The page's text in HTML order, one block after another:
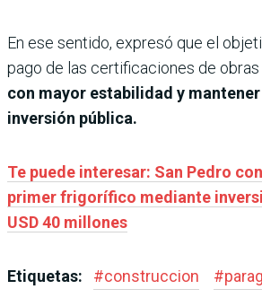
En ese sentido, expresó que el
pago de las certificaciones de obras
con mayor estabilidad y
inversión pública.
Te puede interesar: San Pedro
primer frigorífico mediante
USD 40 millones
Etiquetas: #construccion #